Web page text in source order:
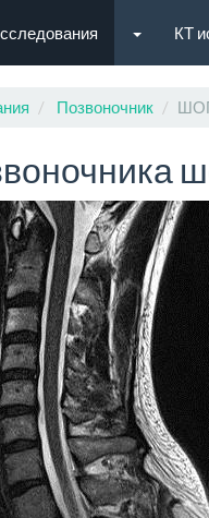
КТ
Позвоночник